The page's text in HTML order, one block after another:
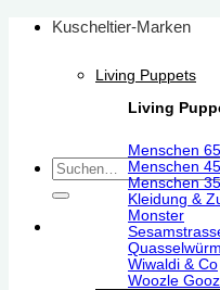
Suchen
nach:
Kuscheltier-Marken
Living Puppets
Living
Menschen
Menschen
Menschen
Kleidung &
Monster
Wiwaldi & Co
Woozle